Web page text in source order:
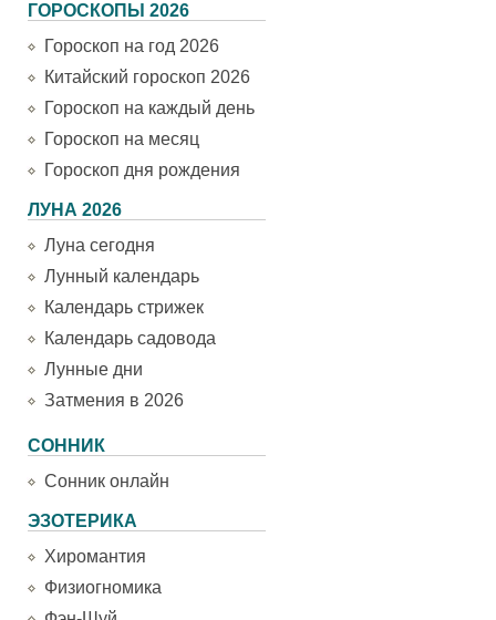
ГОРОСКОПЫ 2026
Гороскоп на год 2026
Китайский гороскоп 2026
Гороскоп на каждый день
Гороскоп на месяц
Гороскоп дня рождения
ЛУНА 2026
Луна сегодня
Лунный календарь
Календарь стрижек
Календарь садовода
Лунные дни
Затмения в 2026
СОННИК
Сонник онлайн
ЭЗОТЕРИКА
Хиромантия
Физиогномика